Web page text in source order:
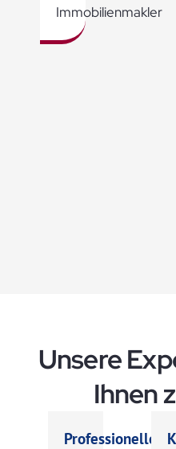
Immobilienmakler
Unsere
Ihnen
Professionelle